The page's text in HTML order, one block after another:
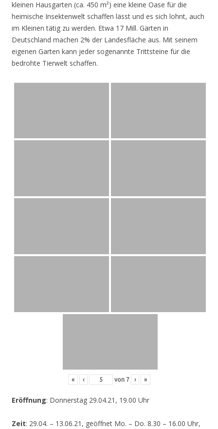
kleinen Hausgarten (ca. 450 m²) eine kleine Oase für die
heimische Insektenwelt schaffen lässt und es sich lohnt, auch
im Kleinen tätig zu werden. Etwa 17 Mill. Gärten in
Deutschland machen 2% der Landesfläche aus. Mit seinem
eigenen Garten kann jeder sogenannte Trittsteine für die
bedrohte Tierwelt schaffen.
« ‹ von 7 › »
Eröffnung: Donnerstag 29.04.21, 19.00 Uhr
Zeit: 29.04. – 13.06.21, geöffnet Mo. – Do. 8.30 – 16.00 Uhr,